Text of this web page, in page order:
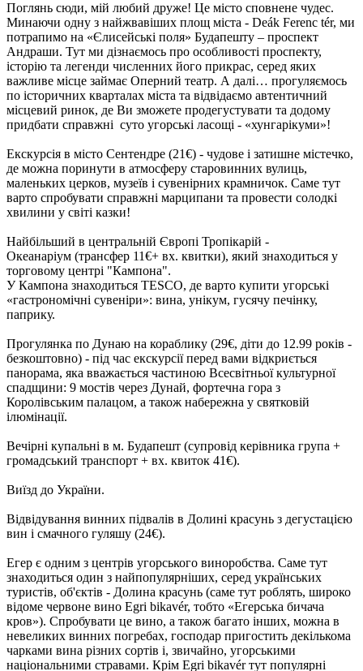
Поглянь сюди, мій любий друже! Це місто сповнене чудес.
Минаючи одну з найжвавіших площ міста - Deák Ferenc tér, ми
потрапимо на «Єлисейські поля» Будапешту – проспект
Андраши. Тут ми дізнаємось про особливості проспекту,
історію та легенди численних його прикрас, серед яких
важливе місце займає Оперний театр. А далі… прогуляємось
по історичних кварталах міста та відвідаємо автентичний
місцевий ринок, де Ви зможете продегустувати та додому
придбати справжні суто угорські ласощі - «хунгарікуми»!
Екскурсія в місто Сентендре (21€) - чудове і затишне містечко,
де можна поринути в атмосферу старовинних вулиць,
маленьких церков, музеїв і сувенірних крамничок. Саме тут
варто спробувати справжні марципани та провести солодкі
хвилини у світі казки!
Найбільший в центральній Європі Тропікарій -
Океанаріум (трансфер 11€+ вх. квитки), який знаходиться у
торговому центрі "Кампона".
У Кампона знаходиться TESCO, де варто купити угорські
«гастрономічні сувеніри»: вина, унікум, гусячу печінку,
паприку.
Прогулянка по Дунаю на кораблику (29€, діти до 12.99 років -
безкоштовно) - під час екскурсії перед вами відкриється
панорама, яка вважається частиною Всесвітньої культурної
спадщини: 9 мостів через Дунай, фортечна гора з
Королівським палацом, а також набережна у святковій
ілюмінації.
Вечірні купальні в м. Будапешт (супровід керівника група +
громадський транспорт + вх. квиток 41€).
Виїзд до України.
Відвідування винних підвалів в Долині красунь з дегустацією
вин і смачного гуляшу (24€).
Егер є одним з центрів угорського виноробства. Саме тут
знаходиться один з найпопулярніших, серед українських
туристів, об'єктів - Долина красунь (саме тут роблять, широко
відоме червоне вино Egri bikavér, тобто «Егерська бичача
кров»). Спробувати це вино, а також багато інших, можна в
невеликих винних погребах, господар пригостить декількома
чарками вина різних сортів і, звичайно, угорськими
національними стравами. Крім Egri bikavér тут популярні